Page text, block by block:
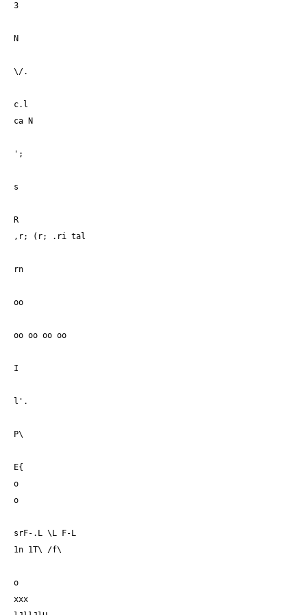
3
N
\/.
c.l
ca N
';
s
R
,r; (r; .ri tal
rn
oo
oo oo oo oo
I
l'.
P\
E{
o
o
srF-.L \L F-L
1n 1T\ /f\
o
xxx